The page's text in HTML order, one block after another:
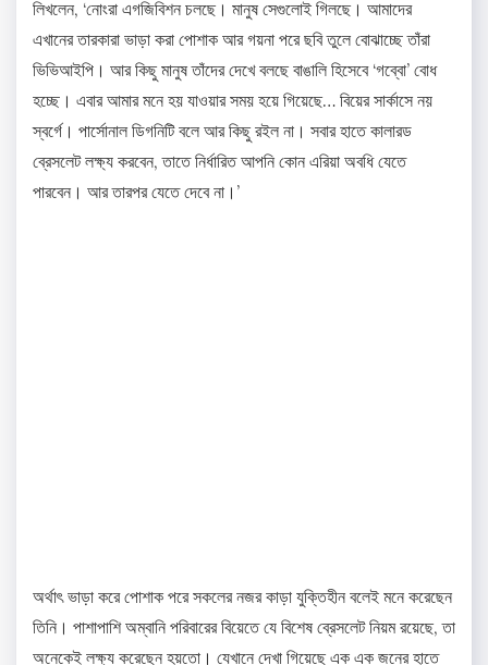
লিখলেন, ‘নোংরা এগজিবিশন চলছে। মানুষ সেগুলোই গিলছে। আমাদের
এখানের তারকারা ভাড়া করা পোশাক আর গয়না পরে ছবি তুলে বোঝাচ্ছে তাঁরা
ভিভিআইপি। আর কিছু মানুষ তাঁদের দেখে বলছে বাঙালি হিসেবে ‘গব্বো’ বোধ
হচ্ছে। এবার আমার মনে হয় যাওয়ার সময় হয়ে গিয়েছে… বিয়ের সার্কাসে নয়
স্বর্গে। পার্সোনাল ডিগনিটি বলে আর কিছু রইল না। সবার হাতে কালারড
ব্রেসলেট লক্ষ্য করবেন, তাতে নির্ধারিত আপনি কোন এরিয়া অবধি যেতে
পারবেন। আর তারপর যেতে দেবে না।’
অর্থাৎ ভাড়া করে পোশাক পরে সকলের নজর কাড়া যুক্তিহীন বলেই মনে করেছেন
তিনি। পাশাপাশি অম্বানি পরিবারের বিয়েতে যে বিশেষ ব্রেসলেট নিয়ম রয়েছে, তা
অনেকেই লক্ষ্য করেছেন হয়তো। যেখানে দেখা গিয়েছে এক এক জনের হাতে